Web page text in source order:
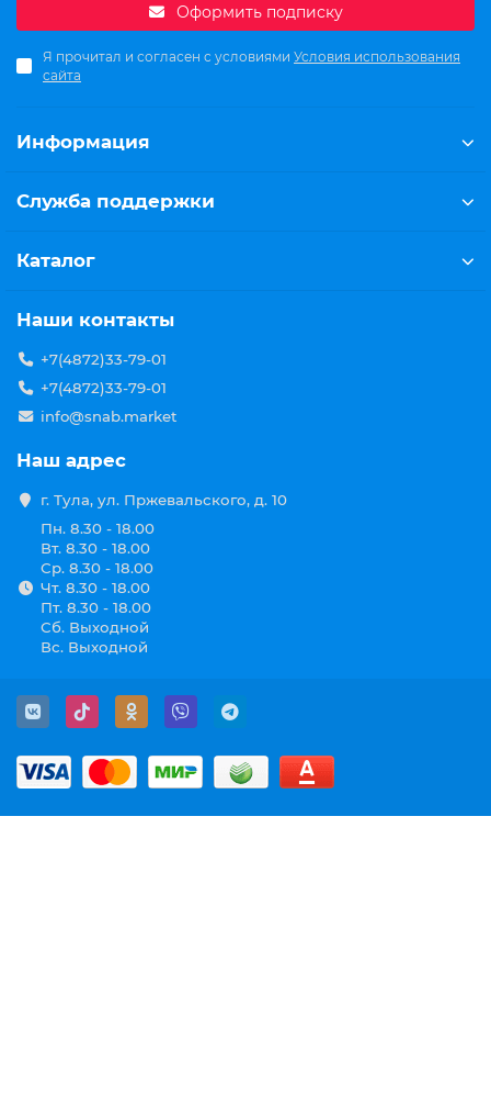
Оформить подписку
Я прочитал и согласен с условиями Условия использования
сайта
Информация
Служба поддержки
Каталог
Наши контакты
+7(4872)33-79-01
+7(4872)33-79-01
info@snab.market
Наш адрес
г. Тула, ул. Пржевальского, д. 10
Пн. 8.30 - 18.00
Вт. 8.30 - 18.00
Ср. 8.30 - 18.00
Чт. 8.30 - 18.00
Пт. 8.30 - 18.00
Сб. Выходной
Вс. Выходной